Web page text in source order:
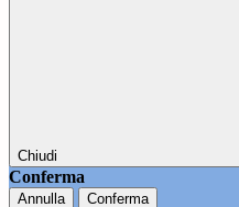
Chiudi
Conferma
Annulla Conferma